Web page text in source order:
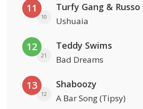
11
10
Turfy Gang & Russo
Ushuaia
12
21
Teddy Swims
Bad Dreams
13
12
Shaboozy
A Bar Song (Tipsy)